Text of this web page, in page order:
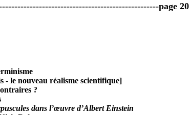
page
- le nouveau réalisme scientifique]
?
dans l’œuvre d’Albert Einstein